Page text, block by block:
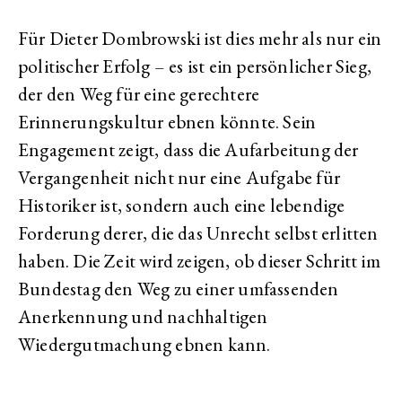
Für Dieter Dombrowski ist dies mehr als nur ein
politischer Erfolg – es ist ein persönlicher Sieg,
der den Weg für eine gerechtere
Erinnerungskultur ebnen könnte. Sein
Engagement zeigt, dass die Aufarbeitung der
Vergangenheit nicht nur eine Aufgabe für
Historiker ist, sondern auch eine lebendige
Forderung derer, die das Unrecht selbst erlitten
haben. Die Zeit wird zeigen, ob dieser Schritt im
Bundestag den Weg zu einer umfassenden
Anerkennung und nachhaltigen
Wiedergutmachung ebnen kann.